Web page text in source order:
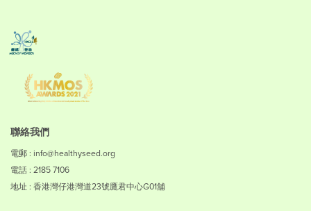
聯絡我們
電郵 : info@healthyseed.org
電話 : 2185 7106
地址 : 香港灣仔港灣道23號鷹君中心G01舖